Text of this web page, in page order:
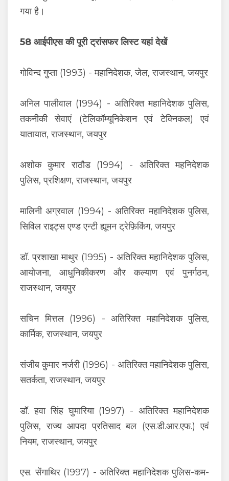
गया है।
58 आईपीएस की पूरी ट्रांसफर लिस्ट यहां देखें
गोविन्द गुप्ता (1993) - महानिदेशक, जेल, राजस्थान, जयपुर
अनिल पालीवाल (1994) - अतिरिक्त महानिदेशक पुलिस,
तकनीकी सेवाएं (टेलिकॉम्यूनिकेशन एवं टेक्निकल) एवं
यातायात, राजस्थान, जयपुर
अशोक कुमार राठौड (1994) - अतिरिक्त महनिदेशक
पुलिस, प्रशिक्षण, राजस्थान, जयपुर
मालिनी अग्रवाल (1994) - अतिरिक्त महानिदेशक पुलिस,
सिविल राइट्स एण्ड एन्टी ह्यूमन ट्रेफ़िकिंग, जयपुर
डॉ. प्रशाखा माथुर (1995) - अतिरिक्त महानिदेशक पुलिस,
आयोजना, आधुनिकीकरण और कल्याण एवं पुनर्गठन,
राजस्थान, जयपुर
सचिन मित्तल (1996) - अतिरिक्त महानिदेशक पुलिस,
कार्मिक, राजस्थान, जयपुर
संजीब कुमार नर्जरी (1996) - अतिरिक्त महानिदेशक पुलिस,
सतर्कता, राजस्थान, जयपुर
डॉ. हवा सिंह घुमारिया (1997) - अतिरिक्त महानिदेशक
पुलिस, राज्य आपदा प्रतिसाद बल (एस.डी.आर.एफ.) एवं
नियम, राजस्थान, जयपुर
एस. सेंगाथिर (1997) - अतिरिक्त महानिदेशक पुलिस-कम-